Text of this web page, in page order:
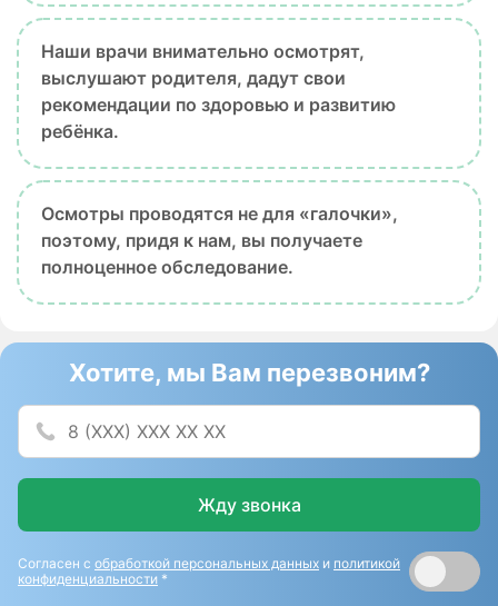
Наши врачи внимательно осмотрят,
выслушают родителя, дадут свои
рекомендации по здоровью и развитию
ребёнка.
Осмотры проводятся не для «галочки»,
поэтому, придя к нам, вы получаете
полноценное обследование.
Хотите, мы Вам перезвоним?
Жду звонка
Согласен с обработкой персональных данных и политикой
конфиденциальности *